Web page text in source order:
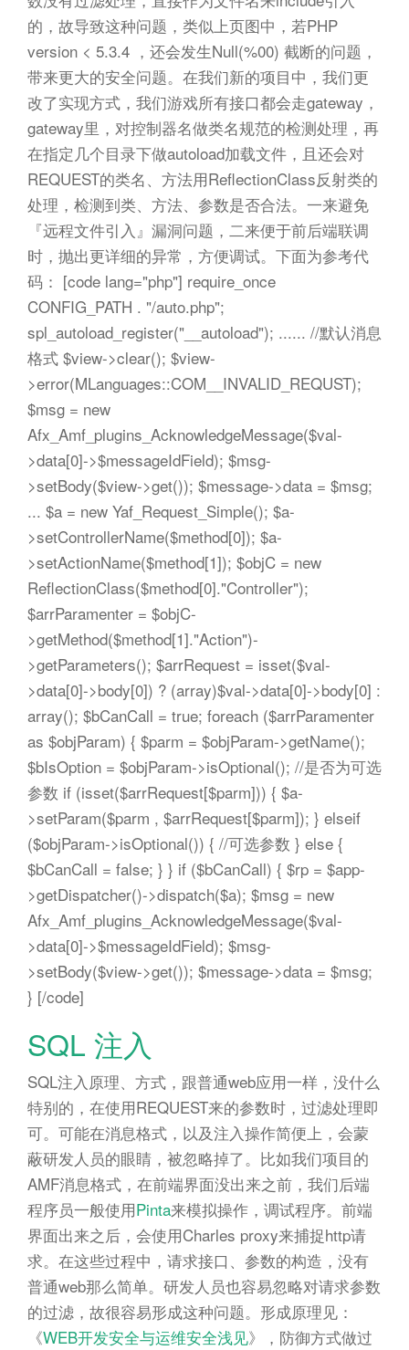
的，故导致这种问题，类似上页图中，若PHP
version < 5.3.4 ，还会发生Null(%00) 截断的问题，
带来更大的安全问题。在我们新的项目中，我们更
改了实现方式，我们游戏所有接口都会走gateway，
gateway里，对控制器名做类名规范的检测处理，再
在指定几个目录下做autoload加载文件，且还会对
REQUEST的类名、方法用ReflectionClass反射类的
处理，检测到类、方法、参数是否合法。一来避免
『远程文件引入』漏洞问题，二来便于前后端联调
时，抛出更详细的异常，方便调试。下面为参考代
码： [code lang="php"] require_once
CONFIG_PATH . "/auto.php";
spl_autoload_register("__autoload"); ...... //默认消息
格式 $view->clear(); $view-
>error(MLanguages::COM__INVALID_REQUST);
$msg = new
Afx_Amf_plugins_AcknowledgeMessage($val-
>data[0]->$messageIdField); $msg-
>setBody($view->get()); $message->data = $msg;
... $a = new Yaf_Request_Simple(); $a-
>setControllerName($method[0]); $a-
>setActionName($method[1]); $objC = new
ReflectionClass($method[0]."Controller");
$arrParamenter = $objC-
>getMethod($method[1]."Action")-
>getParameters(); $arrRequest = isset($val-
>data[0]->body[0]) ? (array)$val->data[0]->body[0] :
array(); $bCanCall = true; foreach ($arrParamenter
as $objParam) { $parm = $objParam->getName();
$bIsOption = $objParam->isOptional(); //是否为可选
参数 if (isset($arrRequest[$parm])) { $a-
>setParam($parm , $arrRequest[$parm]); } elseif
($objParam->isOptional()) { //可选参数 } else {
$bCanCall = false; } } if ($bCanCall) { $rp = $app-
>getDispatcher()->dispatch($a); $msg = new
Afx_Amf_plugins_AcknowledgeMessage($val-
>data[0]->$messageIdField); $msg-
>setBody($view->get()); $message->data = $msg;
} [/code]
SQL 注入
SQL注入原理、方式，跟普通web应用一样，没什么
特别的，在使用REQUEST来的参数时，过滤处理即
可。可能在消息格式，以及注入操作简便上，会蒙
蔽研发人员的眼睛，被忽略掉了。比如我们项目的
AMF消息格式，在前端界面没出来之前，我们后端
程序员一般使用Pinta来模拟操作，调试程序。前端
界面出来之后，会使用Charles proxy来捕捉http请
求。在这些过程中，请求接口、参数的构造，没有
普通web那么简单。研发人员也容易忽略对请求参数
的过滤，故很容易形成这种问题。形成原理见：
《WEB开发安全与运维安全浅见》，防御方式做过